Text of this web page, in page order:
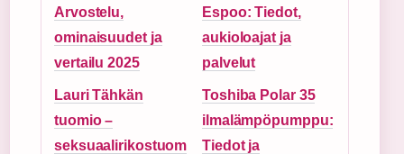
Arvostelu,
ominaisuudet ja
vertailu 2025
Espoo: Tiedot,
aukioloajat ja
palvelut
Lauri Tähkän
tuomio –
seksuaalirikostuom
Toshiba Polar 35
ilmalämpöpumppu:
Tiedot ja